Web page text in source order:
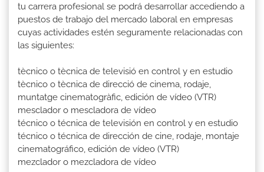
tu carrera profesional se podrá desarrollar accediendo a
puestos de trabajo del mercado laboral en empresas
cuyas actividades estén seguramente relacionadas con
las siguientes:
tècnico o tècnica de televisió en control y en estudio
tècnico o tècnica de direcció de cinema, rodaje,
muntatge cinematogràfic, edición de vídeo (VTR)
mesclador o mescladora de vídeo
técnico o técnica de televisión en control y en estudio
técnico o técnica de dirección de cine, rodaje, montaje
cinematográfico, edición de vídeo (VTR)
mezclador o mezcladora de vídeo